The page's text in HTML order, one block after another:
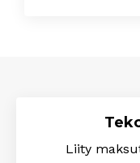
Liity